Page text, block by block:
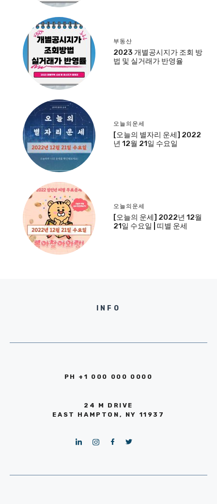
부동산
2023 개별공시지가 조회 방
법 및 실거래가 반영율
오늘의운세
[오늘의 별자리 운세] 2022
년 12월 21일 수요일
오늘의운세
[오늘의 운세] 2022년 12월
21일 수요일 | 띠별 운세
INFO
PH +1 000 000 0000
24 M DRIVE
EAST HAMPTON, NY 11937